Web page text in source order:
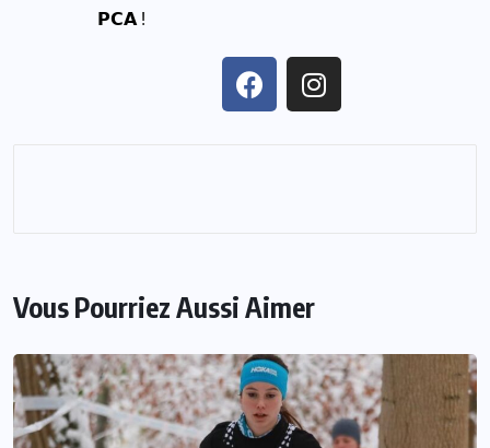
𝗣𝗖𝗔 !
Vous Pourriez Aussi Aimer